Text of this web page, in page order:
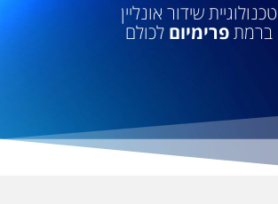
טכנולוגיית שידור אונליין
ברמתפרימיום לכולם